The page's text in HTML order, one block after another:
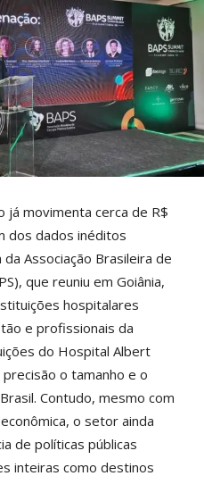
já movimenta cerca de R$
dos dados inéditos
Associação Brasileira de
que reuniu em Goiânia,
hospitalares
e profissionais da
do Hospital Albert
o tamanho e o
Contudo, mesmo com
o setor ainda
de políticas públicas
inteiras como destinos